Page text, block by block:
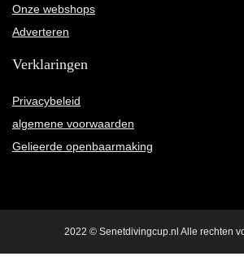
Onze webshops
Adverteren
Verklaringen
Privacybeleid
algemene voorwaarden
Gelieerde openbaarmaking
2022 © Senetdivingcup.nl Alle rechten